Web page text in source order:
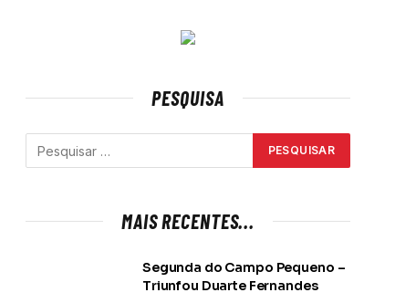
PESQUISA
MAIS RECENTES...
Segunda do Campo Pequeno –
Triunfou Duarte Fernandes